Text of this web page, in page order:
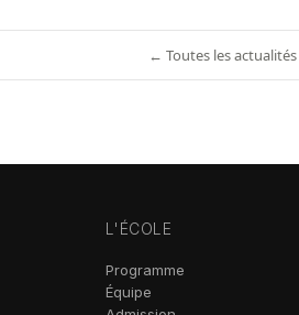
← Toutes les actualités
L'ÉCOLE
Programme
Équipe